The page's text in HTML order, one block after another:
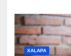
XALAPA